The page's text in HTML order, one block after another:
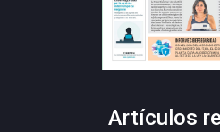
Artículos